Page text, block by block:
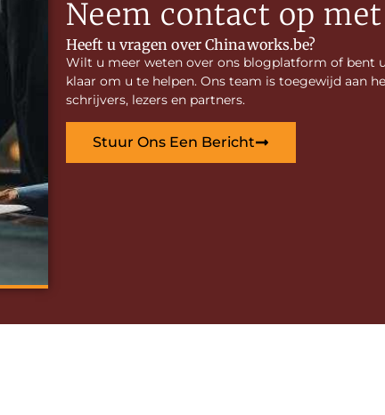
Neem contact op
Heeft u vragen over Chinaworks.be?
Wilt u meer weten over ons blogplatform of bent
klaar om u te helpen. Ons team is toegewijd aan
schrijvers, lezers en partners.
Stuur Ons Een Bericht